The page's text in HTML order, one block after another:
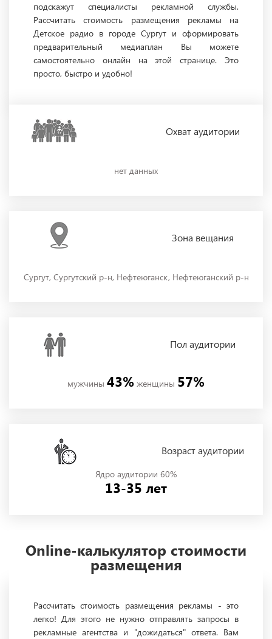
подскажут специалисты рекламной службы.
Рассчитать стоимость размещения рекламы на
Детское радио в городе Сургут и сформировать
предварительный медиаплан Вы можете
самостоятельно онлайн на этой странице. Это
просто, быстро и удобно!
Охватаудитории
нет данных
Зона вещания
Сургут, Сургутский р-н, Нефтеюганск, Нефтеюганский р-н
Полаудитории
мужчины 43% женщины 57%
Возраст аудитории
Ядро аудитории 60%
13-35 лет
Online-калькулятор стоимости
размещения
Рассчитать стоимость размещения рекламы - это
легко! Для этого не нужно отправлять запросы в
рекламные агентства и "дожидаться" ответа. Вам